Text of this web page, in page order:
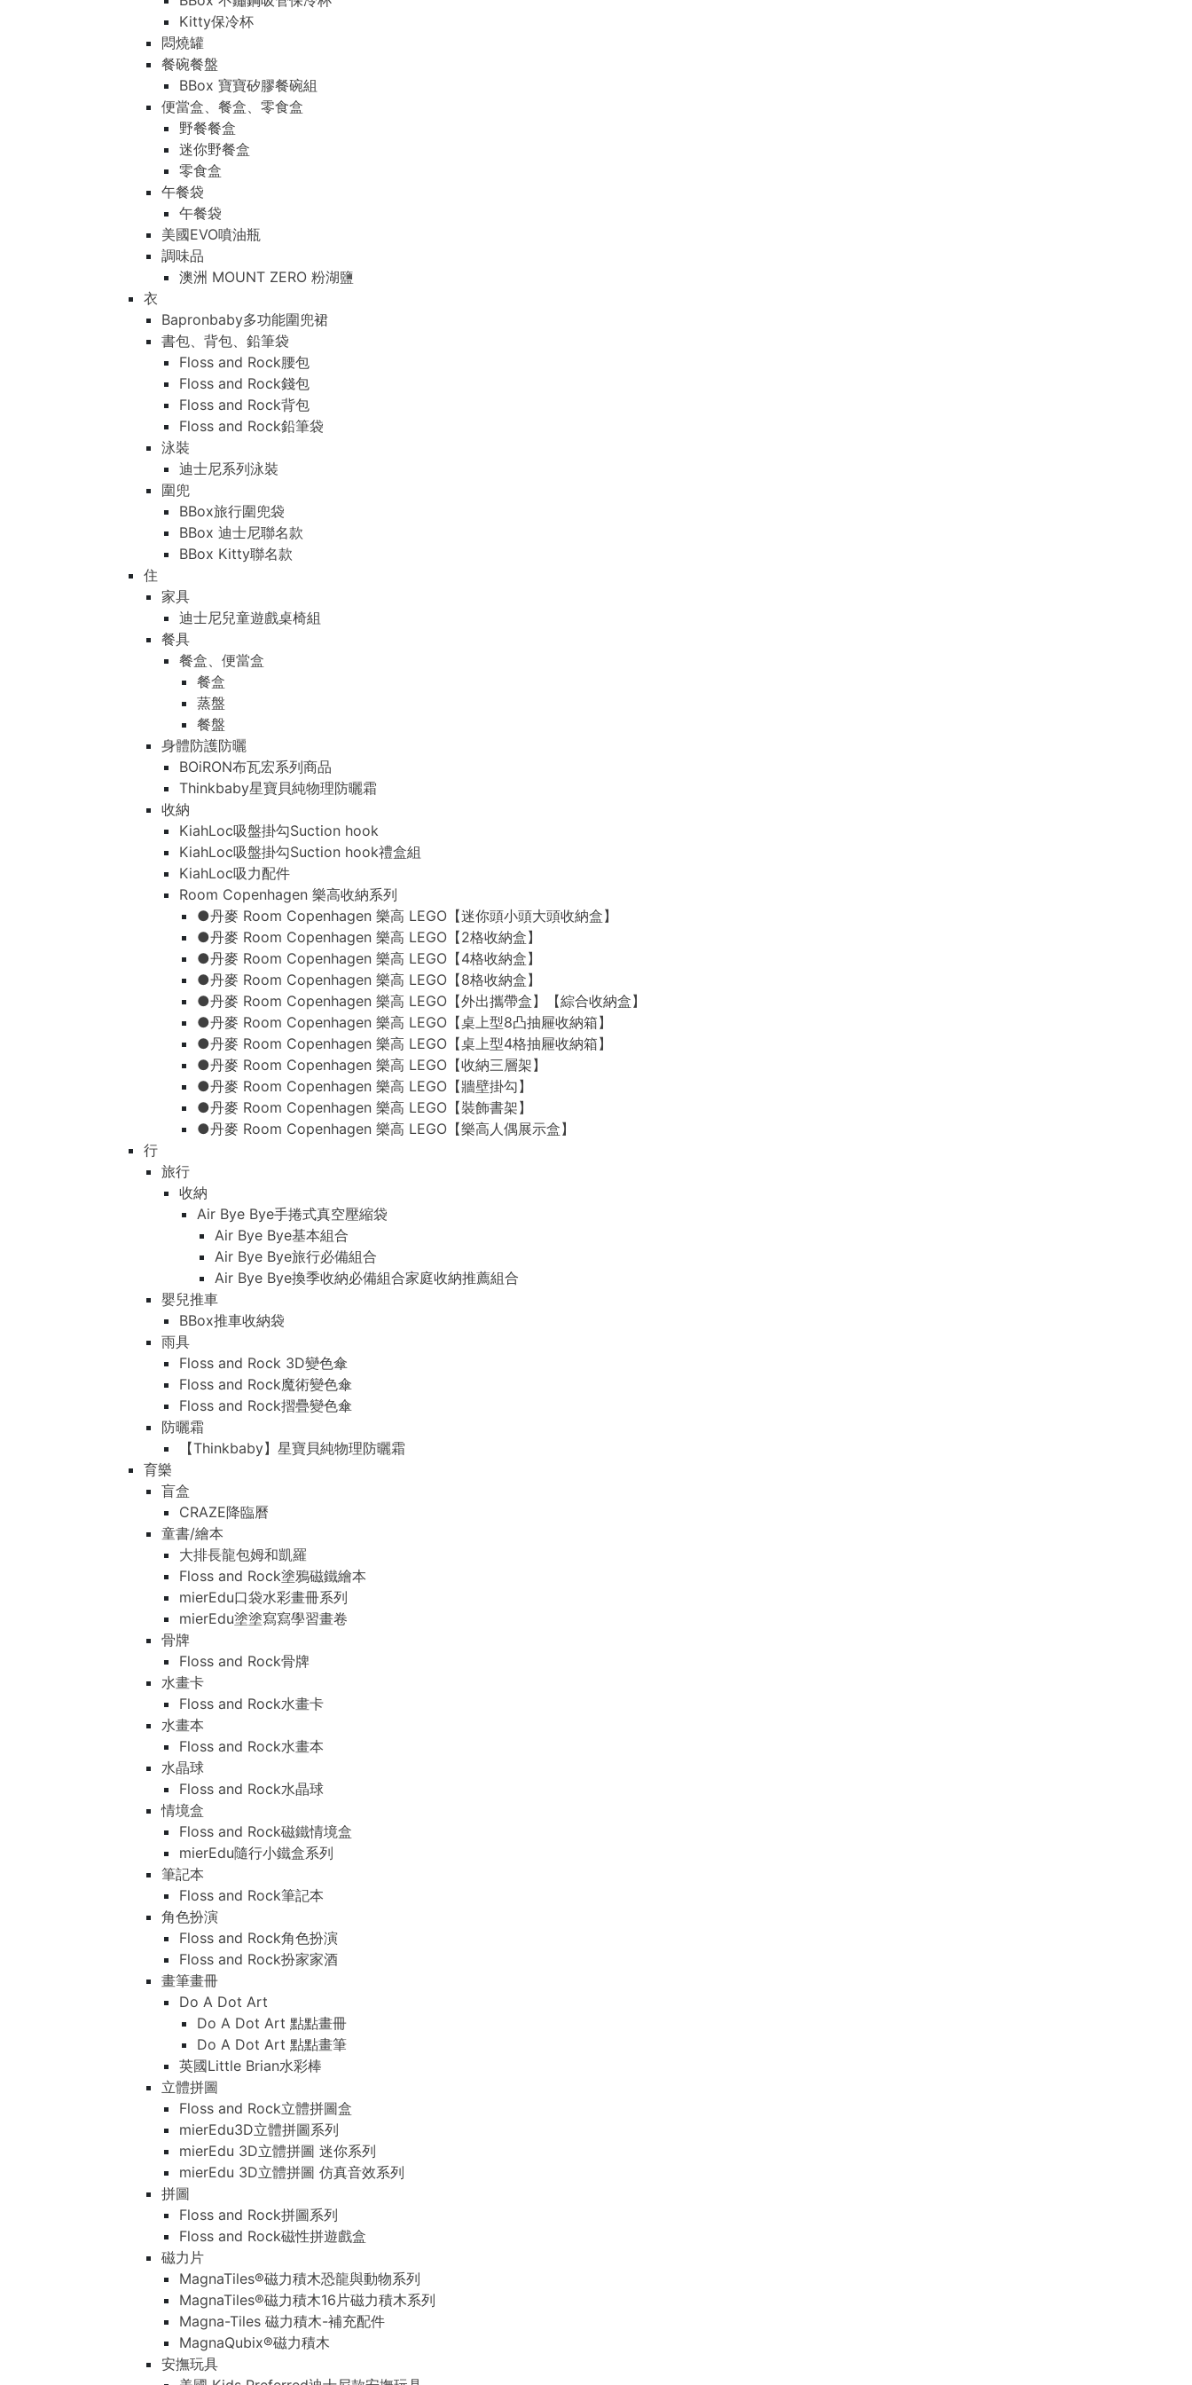
Kitty保冷杯
悶燒罐
餐碗餐盤
BBox 寶寶矽膠餐碗組
便當盒、餐盒、零食盒
野餐餐盒
迷你野餐盒
零食盒
午餐袋
午餐袋
美國EVO噴油瓶
調味品
澳洲 MOUNT ZERO 粉湖鹽
衣
Bapronbaby多功能圍兜裙
書包、背包、鉛筆袋
Floss and Rock腰包
Floss and Rock錢包
Floss and Rock背包
Floss and Rock鉛筆袋
泳裝
迪士尼系列泳裝
圍兜
BBox旅行圍兜袋
BBox 迪士尼聯名款
BBox Kitty聯名款
住
家具
迪士尼兒童遊戲桌椅組
餐具
餐盒、便當盒
餐盒
蒸盤
餐盤
身體防護防曬
BOiRON布瓦宏系列商品
Thinkbaby星寶貝純物理防曬霜
收納
KiahLoc吸盤掛勾Suction hook
KiahLoc吸盤掛勾Suction hook禮盒組
KiahLoc吸力配件
Room Copenhagen 樂高收納系列
●丹麥 Room Copenhagen 樂高 LEGO【迷你頭小頭大頭收納盒】
●丹麥 Room Copenhagen 樂高 LEGO【2格收納盒】
●丹麥 Room Copenhagen 樂高 LEGO【4格收納盒】
●丹麥 Room Copenhagen 樂高 LEGO【8格收納盒】
●丹麥 Room Copenhagen 樂高 LEGO【外出攜帶盒】【綜合收納盒】
●丹麥 Room Copenhagen 樂高 LEGO【桌上型8凸抽屜收納箱】
●丹麥 Room Copenhagen 樂高 LEGO【桌上型4格抽屜收納箱】
●丹麥 Room Copenhagen 樂高 LEGO【收納三層架】
●丹麥 Room Copenhagen 樂高 LEGO【牆壁掛勾】
●丹麥 Room Copenhagen 樂高 LEGO【裝飾書架】
●丹麥 Room Copenhagen 樂高 LEGO【樂高人偶展示盒】
行
旅行
收納
Air Bye Bye手捲式真空壓縮袋
Air Bye Bye基本組合
Air Bye Bye旅行必備組合
Air Bye Bye換季收納必備組合家庭收納推薦組合
嬰兒推車
BBox推車收納袋
雨具
Floss and Rock 3D變色傘
Floss and Rock魔術變色傘
Floss and Rock摺疊變色傘
防曬霜
【Thinkbaby】星寶貝純物理防曬霜
育樂
盲盒
CRAZE降臨曆
童書/繪本
大排長龍包姆和凱羅
Floss and Rock塗鴉磁鐵繪本
mierEdu口袋水彩畫冊系列
mierEdu塗塗寫寫學習畫卷
骨牌
Floss and Rock骨牌
水畫卡
Floss and Rock水畫卡
水畫本
Floss and Rock水畫本
水晶球
Floss and Rock水晶球
情境盒
Floss and Rock磁鐵情境盒
mierEdu隨行小鐵盒系列
筆記本
Floss and Rock筆記本
角色扮演
Floss and Rock角色扮演
Floss and Rock扮家家酒
畫筆畫冊
Do A Dot Art
Do A Dot Art 點點畫冊
Do A Dot Art 點點畫筆
英國Little Brian水彩棒
立體拼圖
Floss and Rock立體拼圖盒
mierEdu3D立體拼圖系列
mierEdu 3D立體拼圖 迷你系列
mierEdu 3D立體拼圖 仿真音效系列
拼圖
Floss and Rock拼圖系列
Floss and Rock磁性拼遊戲盒
磁力片
MagnaTiles®磁力積木恐龍與動物系列
MagnaTiles®磁力積木16片磁力積木系列
Magna-Tiles 磁力積木-補充配件
MagnaQubix®磁力積木
安撫玩具